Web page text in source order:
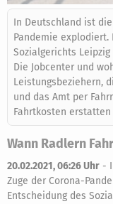
In Deutschland ist
Pandemie explodiert.
Sozialgerichts
Die Jobcenter und
Leistungsbeziehern,
und das Amt per
Fahrtkosten erstatten
Wann Radlern
20.02.2021, 06:26 Uhr -
Zuge der Corona-
Entscheidung des